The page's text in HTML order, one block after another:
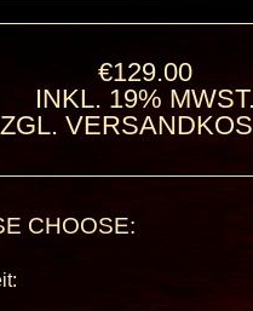
€129.00
INKL. 19% MWST.
CHOOSE: